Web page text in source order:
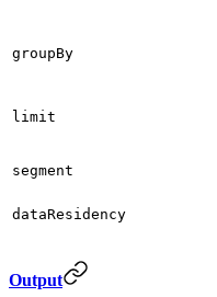
groupBy
limit
segment
dataResidency
Output